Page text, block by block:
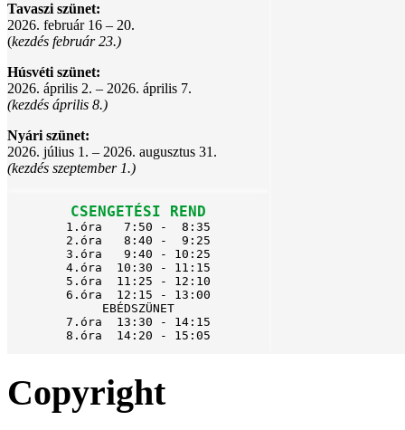
Tavaszi szünet:
2026. február 16 – 20.
(kezdés február 23.)
Húsvéti szünet:
2026. április 2. – 2026. április 7.
(kezdés április 8.)
Nyári szünet:
2026. július 1. – 2026. augusztus 31.
(kezdés szeptember 1.)
CSENGETÉSI REND
1.óra   7:50 -  8:35
2.óra   8:40 -  9:25
3.óra   9:40 - 10:25
4.óra  10:30 - 11:15
5.óra  11:25 - 12:10
6.óra  12:15 - 13:00
EBÉDSZÜNET
7.óra  13:30 - 14:15
8.óra  14:20 - 15:05
Copyright